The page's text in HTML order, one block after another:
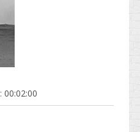
: 00:02:00